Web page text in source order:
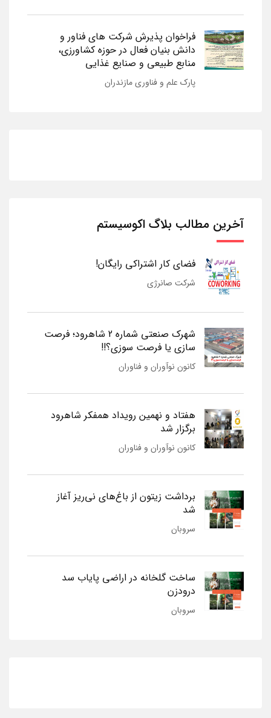
فراخوان پذیرش شرکت های فناور و
دانش بنیان فعال در حوزه کشاورزی،
منابع طبیعی و صنایع غذایی
پارک علم و فناوری مازندران
آخرین مطالب بلاگ اکوسیستم
فضای کار اشتراکی رایگان!
شرکت صانرژی
شهرک صنعتی شماره 2 شاهرود؛ فرصت
سازی یا فرصت سوزی؟!!
کانون نوآوران و فناوران
هفتاد و نهمین رویداد همفکر شاهرود
برگزار شد
کانون نوآوران و فناوران
برداشت زیتون از باغ‌های نی‌ریز آغاز
شد
سروبان
ساخت گلخانه در اراضی پایاب سد
درودزن
سروبان